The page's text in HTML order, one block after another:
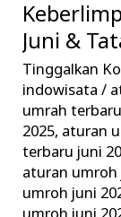
Juni &
Tinggalkan
indowisata/
umrah
2025, aturan
terbaru juni
aturan umroh
umroh juni
Pahala
di
Umroh
Juni
&
Tata
Caranya